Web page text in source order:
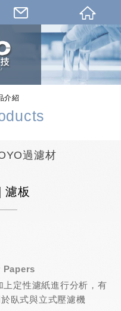
介紹
過濾材
濾板
定性濾紙進行分析，有
臥式與立式壓濾機